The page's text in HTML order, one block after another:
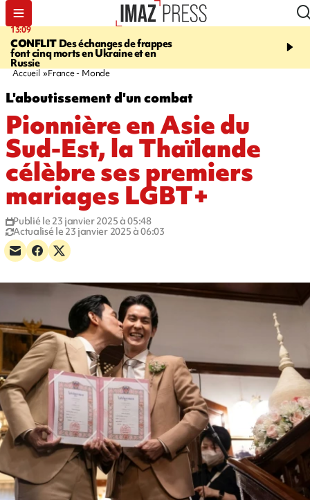
13:09
CONFLIT Des échanges de frappes
font cinq morts en Ukraine et en
Russie
17:14
Quatre
européennes pour les
Accueil France - Monde
L'aboutissement d'un combat
Pionnière en Asie du
Sud-Est, la Thaïlande
célèbre ses premiers
mariages LGBT+
Publié le 23 janvier 2025 à 05:48
Actualisé le 23 janvier 2025 à 06:03